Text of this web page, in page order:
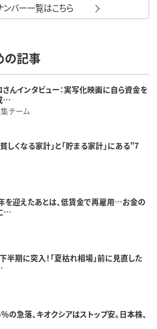
ンバー一覧はこちら
の記事
んインタビュー：実写化映画に自ら資金を
…
チーム
しくなる家計」と「貯まる家計」にある"7
を迎えたあとは、低賃金で再雇用…お金の
…
半期に突入！「夏枯れ相場」前に見直した
の急落、キオクシアはストップ安。日本株、